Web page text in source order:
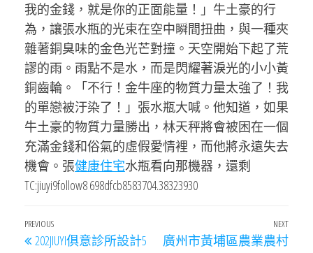
我的金錢，就是你的正面能量！」牛土豪的行
為，讓張水瓶的光束在空中瞬間扭曲，與一種夾
雜著銅臭味的金色光芒對撞。天空開始下起了荒
謬的雨。雨點不是水，而是閃耀著淚光的小小黃
銅齒輪。「不行！金牛座的物質力量太強了！我
的單戀被汙染了！」張水瓶大喊。他知道，如果
牛土豪的物質力量勝出，林天秤將會被困在一個
充滿金錢和俗氣的虛假愛情裡，而他將永遠失去
機會。張健康住宅水瓶看向那機器，還剩
TC:jiuyi9follow8 698dfcb8583704.38323930
文
Previous
Post
PREVIOUS
202JIUYI俱意診所設計5
Next
NEXT
廣州市黃埔區農業農村